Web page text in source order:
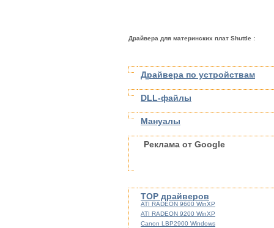
Драйвера для материнских плат Shuttle :
Драйвера по устройствам
DLL-файлы
Мануалы
Реклама от Google
TOP драйверов
ATI RADEON 9600 WinXP
ATI RADEON 9200 WinXP
Canon LBP2900 Windows